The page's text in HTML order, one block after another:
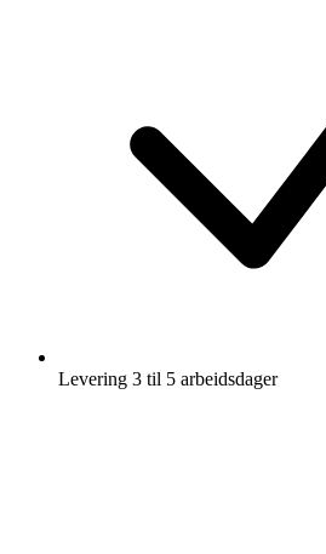
Levering 3 til 5 arbeidsdager